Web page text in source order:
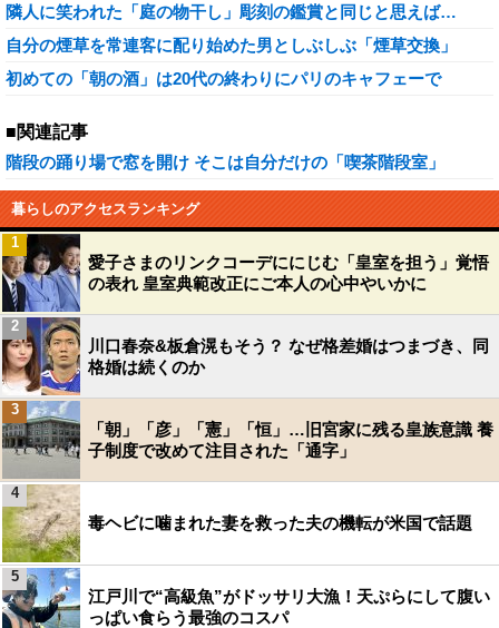
隣人に笑われた「庭の物干し」彫刻の鑑賞と同じと思えば…
自分の煙草を常連客に配り始めた男としぶしぶ「煙草交換」
初めての「朝の酒」は20代の終わりにパリのキャフェーで
■関連記事
階段の踊り場で窓を開け そこは自分だけの「喫茶階段室」
暮らしのアクセスランキング
愛子さまのリンクコーデににじむ「皇室を担う」覚悟
の表れ 皇室典範改正にご本人の心中やいかに
1
川口春奈&板倉滉もそう？ なぜ格差婚はつまづき、同
格婚は続くのか
2
「朝」「彦」「憲」「恒」…旧宮家に残る皇族意識 養
子制度で改めて注目された「通字」
3
毒ヘビに噛まれた妻を救った夫の機転が米国で話題
4
江戸川で“高級魚”がドッサリ大漁！天ぷらにして腹い
っぱい食らう最強のコスパ
5